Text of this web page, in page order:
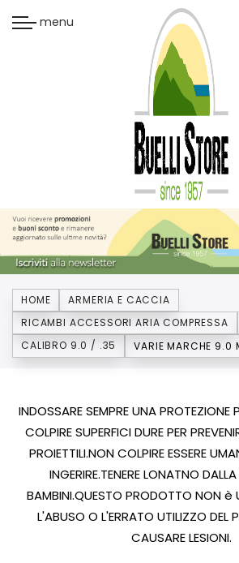
menu
HOME
ARMERIA E CACCIA
RICAMBI ACCESSORI ARIA COMPRESSA
CALIBRO 9.0 / .35
INDOSSARE SEMPRE UNA PROTEZIONE
COLPIRE SUPERFICI DURE PER
PROIETTILI.NON COLPIRE ESSERE
INGERIRE.TENERE LONATNO
BAMBINI.QUESTO PRODOTTO NON è
L'ABUSO O L'ERRATO UTILIZZO DEL
CAUSARE LESIONI.